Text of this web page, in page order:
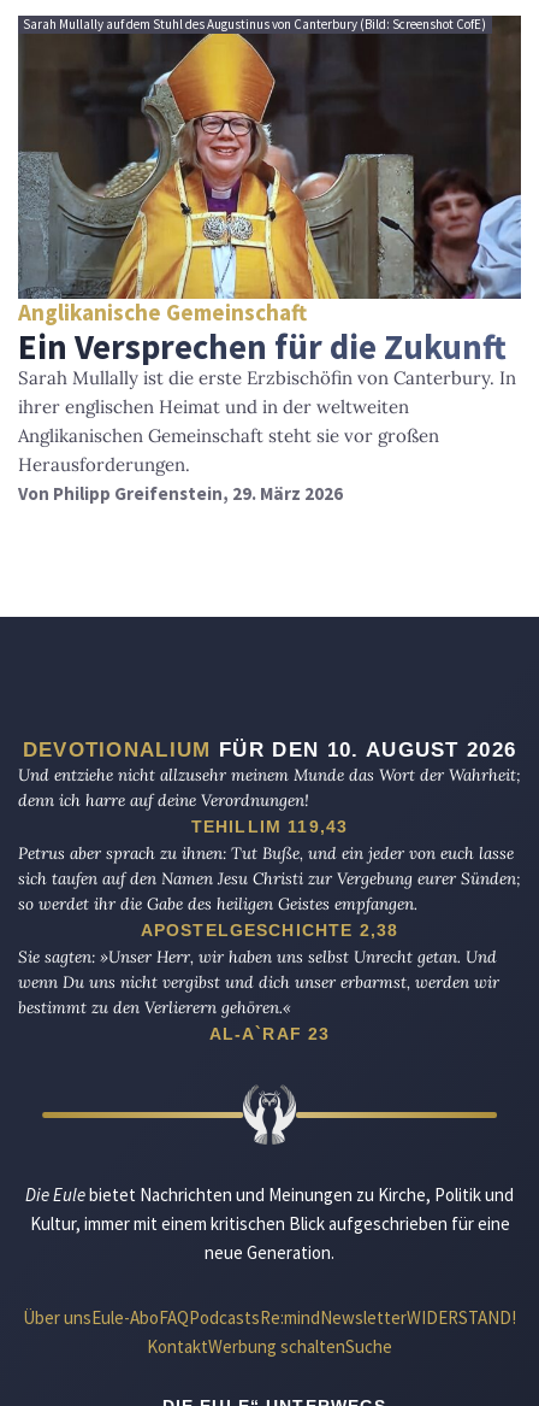
Sarah Mullally auf dem Stuhl des Augustinus von Canterbury (Bild: Screenshot CofE)
Anglikanische Gemeinschaft
Ein Versprechen für die Zukunft
Sarah Mullally ist die erste Erzbischöfin von Canterbury. In
ihrer englischen Heimat und in der weltweiten
Anglikanischen Gemeinschaft steht sie vor großen
Herausforderungen.
Von Philipp Greifenstein, 29. März 2026
DEVOTIONALIUM FÜR DEN 10. AUGUST 2026
Und entziehe nicht allzusehr meinem Munde das Wort der Wahrheit;
denn ich harre auf deine Verordnungen!
TEHILLIM 119,43
Petrus aber sprach zu ihnen: Tut Buße, und ein jeder von euch lasse
sich taufen auf den Namen Jesu Christi zur Vergebung eurer Sünden;
so werdet ihr die Gabe des heiligen Geistes empfangen.
APOSTELGESCHICHTE 2,38
Sie sagten: »Unser Herr, wir haben uns selbst Unrecht getan. Und
wenn Du uns nicht vergibst und dich unser erbarmst, werden wir
bestimmt zu den Verlierern gehören.«
AL-A`RAF 23
Die Eulebietet Nachrichten und Meinungen zu Kirche, Politik und
Kultur, immer mit einem kritischen Blick aufgeschrieben für eine
neue Generation.
Über unsEule-AboFAQPodcastsRe:mindNewsletterWIDERSTAND!
KontaktWerbung schaltenSuche